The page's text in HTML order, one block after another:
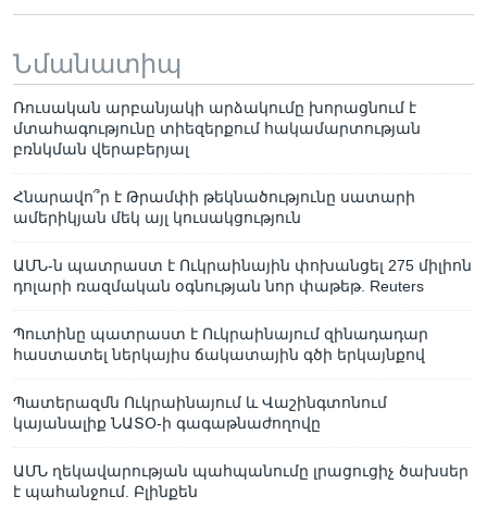
Նմանատիպ
Ռուսական արբանյակի արձակումը խորացնում է
մտահագությունը տիեզերքում հակամարտության
բռնկման վերաբերյալ
Հնարավո՞ր է Թրամփի թեկնածությունը սատարի
ամերիկյան մեկ այլ կուսակցություն
ԱՄՆ-ն պատրաստ է Ուկրաինային փոխանցել 275 միլիոն
դոլարի ռազմական օգնության նոր փաթեթ. Reuters
Պուտինը պատրաստ է Ուկրաինայում զինադադար
հաստատել ներկայիս ճակատային գծի երկայնքով
Պատերազմն Ուկրաինայում և Վաշինգտոնում
կայանալիք ՆԱՏՕ-ի գագաթնաժողովը
ԱՄՆ ղեկավարության պահպանումը լրացուցիչ ծախսեր
է պահանջում. Բլինքեն